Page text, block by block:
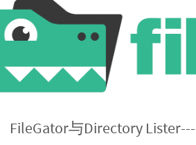
FileGator与Directory